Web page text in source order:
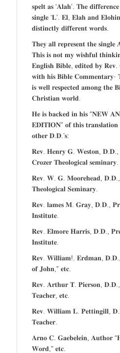
𝐬𝐩𝐞𝐥𝐭 𝐚𝐬 ‘𝐀𝐥𝐚𝐡’. 𝐓𝐡𝐞
𝐬𝐢𝐧𝐠𝐥𝐞 ‘𝐋’. 𝐄𝐥, 𝐄𝐥𝐚𝐡 𝐚𝐧𝐝
𝐝𝐢𝐬𝐭𝐢𝐧𝐜𝐭𝐥𝐲 𝐝𝐢𝐟𝐟𝐞𝐫𝐞𝐧𝐭 𝐰𝐨𝐫𝐝𝐬.
𝐓𝐡𝐞𝐲 𝐚𝐥𝐥 𝐫𝐞𝐩𝐫𝐞𝐬𝐞𝐧𝐭 𝐭𝐡𝐞
𝐓𝐡𝐢𝐬 𝐢𝐬 𝐧𝐨𝐭 𝐦𝐲 𝐰𝐢𝐬𝐡𝐟𝐮𝐥
𝐄𝐧𝐠𝐥𝐢𝐬𝐡 𝐁𝐢𝐛𝐥𝐞, 𝐞𝐝𝐢𝐭𝐞𝐝 𝐛𝐲 𝐑𝐞𝐯.
𝐰𝐢𝐭𝐡 𝐡𝐢𝐬 𝐁𝐢𝐛𝐥𝐞 𝐂𝐨𝐦𝐦𝐞𝐧𝐭𝐚𝐫𝐲·
𝐢𝐬 𝐰𝐞𝐥𝐥 𝐫𝐞𝐬𝐩𝐞𝐜𝐭𝐞𝐝 𝐚𝐦𝐨𝐧𝐠 𝐭𝐡𝐞
𝐂𝐡𝐫𝐢𝐬𝐭𝐢𝐚𝐧 𝐰𝐨𝐫𝐥𝐝.
𝐇𝐞 𝐢𝐬 𝐛𝐚𝐜𝐤𝐞𝐝 𝐢𝐧 𝐡𝐢𝐬 “𝐍𝐄𝐖
𝐄𝐃𝐈𝐓𝐈𝐎𝐍” 𝐨𝐟 𝐭𝐡𝐢𝐬
𝐨𝐭𝐡𝐞𝐫 𝐃.𝐃.’𝐬:
𝐑𝐞𝐯. 𝐇𝐞𝐧𝐫𝐲 𝐆. 𝐖𝐞𝐬𝐭𝐨𝐧, 𝐃.𝐃.,
𝐂𝐫𝐨𝐳𝐞𝐫 𝐓𝐡𝐞𝐨𝐥𝐨𝐠𝐢𝐜𝐚𝐥 𝐬𝐞𝐦𝐢𝐧𝐚𝐫𝐲.
𝐑𝐞𝐯. 𝐖. 𝐆. 𝐌𝐨𝐨𝐫𝐞𝐡𝐞𝐚𝐝, 𝐃.𝐃.,
𝐓𝐡𝐞𝐨𝐥𝐨𝐠𝐢𝐜𝐚𝐥 𝐒𝐞𝐦𝐢𝐧𝐚𝐫𝐲.
𝐑𝐞𝐯. 𝐥𝐚𝐦𝐞𝐬 𝐌. 𝐆𝐫𝐚𝐲, 𝐃.𝐃.,
𝐈𝐧𝐬𝐭𝐢𝐭𝐮𝐭𝐞.
𝐑𝐞𝐯. 𝐄𝐥𝐦𝐨𝐫𝐞 𝐇𝐚𝐫𝐫𝐢𝐬, 𝐃.𝐃.,
𝐈𝐧𝐬𝐭𝐢𝐭𝐮𝐭𝐞.
𝐑𝐞𝐯. 𝐖𝐢𝐥𝐥𝐢𝐚𝐦!. 𝐄𝐫𝐝𝐦𝐚𝐧, 𝐃.𝐃.,
𝐨𝐟 𝐉𝐨𝐡𝐧,” 𝐞𝐭𝐜.
𝐑𝐞𝐯. 𝐀𝐫𝐭𝐡𝐮𝐫 𝐓. 𝐏𝐢𝐞𝐫𝐬𝐨𝐧, 𝐃.𝐃.,
𝐓𝐞𝐚𝐜𝐡𝐞𝐫, 𝐞𝐭𝐜.
𝐑𝐞𝐯. 𝐖𝐢𝐥𝐥𝐢𝐚𝐦 𝐋. 𝐏𝐞𝐭𝐭𝐢𝐧𝐠𝐢𝐥𝐥,
𝐓𝐞𝐚𝐜𝐡𝐞𝐫.
𝐀𝐫𝐧𝐨 𝐂. 𝐆𝐚𝐞𝐛𝐞𝐥𝐞𝐢𝐧, 𝐀𝐮𝐭𝐡𝐨𝐫
𝐖𝐨𝐫𝐝,” 𝐞𝐭𝐜.